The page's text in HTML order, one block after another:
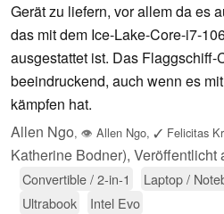
Gerät zu liefern, vor allem da es
das mit dem Ice-Lake-Core-i7-
ausgestattet ist. Das Flaggschiff-
beeindruckend, auch wenn es
kämpfen hat.
Allen Ngo, 👁 Allen Ngo, ✓ Felicitas
Katherine Bodner), Veröffentlicht
Convertible / 2-in-1 Laptop /
Ultrabook
Intel Evo